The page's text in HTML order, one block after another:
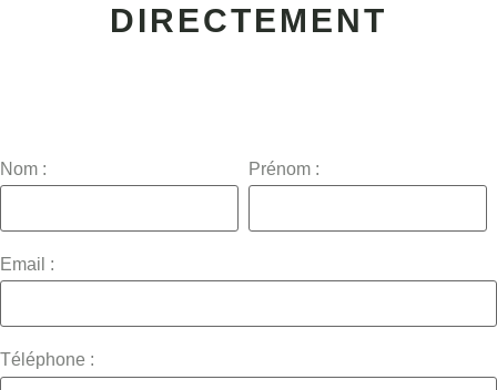
DIRECTEMENT
Nom : Prénom :
Email :
Téléphone :